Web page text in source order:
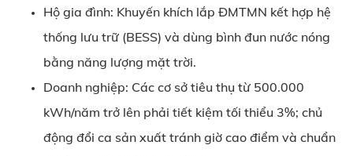
Hộ gia đình: Khuyến khích lắp ĐMTMN kết hợp hệ
thống lưu trữ (BESS) và dùng bình đun nước nóng
bằng năng lượng mặt trời.
Doanh nghiệp: Các cơ sở tiêu thụ từ 500.000
kWh/năm trở lên phải tiết kiệm tối thiểu 3%; chủ
động đổi ca sản xuất tránh giờ cao điểm và chuẩn